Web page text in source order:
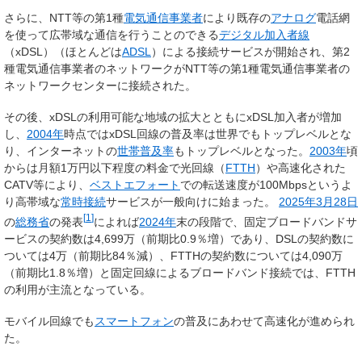
さらに、NTT等の第1種電気通信事業者により既存のアナログ電話網
を使って広帯域な通信を行うことのできるデジタル加入者線
（xDSL）（ほとんどはADSL ）による接続サービスが開始され、第2
種電気通信事業者のネットワークがNTT等の第1種電気通信事業者の
ネットワークセンターに接続された。
その後、xDSLの利用可能な地域の拡大とともにxDSL加入者が増加
し、 2004年時点ではxDSL回線の普及率は世界でもトップレベルとな
り、インターネットの世帯普及率もトップレベルとなった。 2003年頃
からは月額1万円以下程度の料金で光回線（FTTH）や高速化された
CATV等により、 ベストエフォート での転送速度が100Mbpsというよ
り高帯域な常時接続サービスが一般向けに始まった。 2025年3月28日
の総務省の発表[1 ]によれば2024年末の段階で、固定ブロードバンドサ
ービスの契約数は4,699万（前期比0.9％増）であり、DSLの契約数に
ついては4万（前期比84％減）、FTTHの契約数については4,090万
（前期比1.8％増）と固定回線によるブロードバンド接続では、FTTH
の利用が主流となっている。
モバイル回線でもスマートフォンの普及にあわせて高速化が進められ
た。